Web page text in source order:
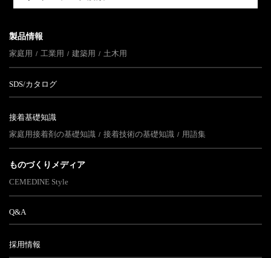
製品情報
家庭用
工業用 建築用 土木用
SDS/カタログ
接着基礎知識
家庭用接着剤の基礎知識
接着技術の基礎知識 用語集
ものづくりメディア
CEMEDINE Style
Q&A
採用情報